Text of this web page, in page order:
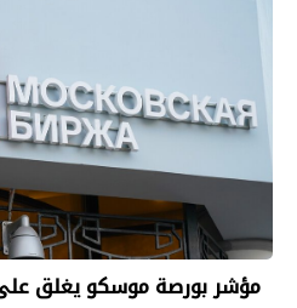
مؤشر بورصة موسكو يغلق